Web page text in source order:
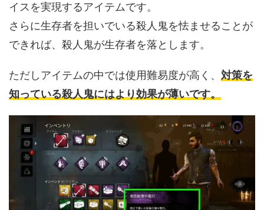
イスを実現するアイテムです。
さらに生存者を担いでいる殺人鬼を怯ませることが
できれば、殺人鬼が生存者を落とします。
ただしアイテムの中では使用難易度が高く、 対策を
知っている殺人鬼にはより効果が薄いです。